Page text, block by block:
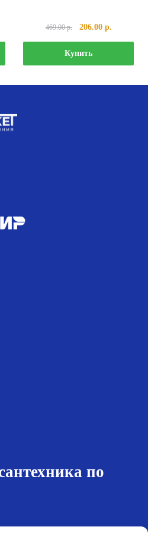
469.00р.
Первоначальная
цена
составляла
469.00 р..
206.00 р.Текущая
цена:
Купить
по